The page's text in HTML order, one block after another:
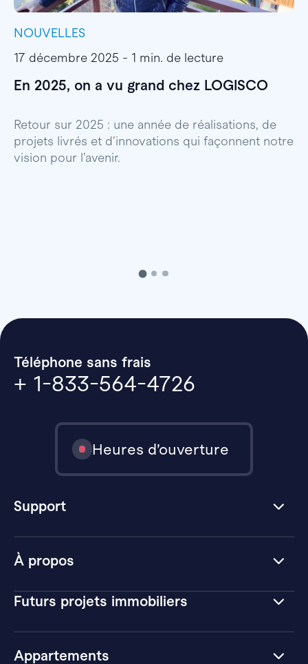
NOUVELLES
17 décembre 2025 - 1 min. de lecture
En 2025, on a vu grand chez LOGISCO
Retour sur 2025 : une année de réalisations, de
projets livrés et d’innovations qui façonnent notre
vision pour l’avenir.
À propos
Futurs projets immobiliers
Appartements
Téléphone sans frais
+ 1-833-564-4726
Heures d’ouverture
Support